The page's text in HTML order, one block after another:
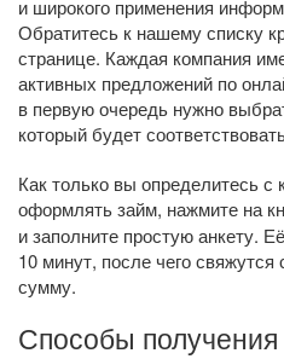
и широкого применения
Обратитесь к нашему списку
странице. Каждая компания
активных предложений по
в первую очередь нужно
который будет
Как только вы определитесь с
оформлять займ, нажмите на
и заполните простую анкету.
10 минут, после чего
сумму.
Способы